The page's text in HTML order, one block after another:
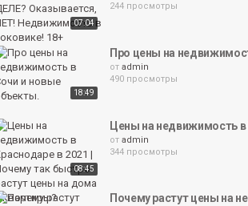
07:04
244 просмотры
18:49
Про цены на
от admin
490 просмотры
08:45
Цены на недвижимость в
от admin
344 просмотры
Почему растут цены на